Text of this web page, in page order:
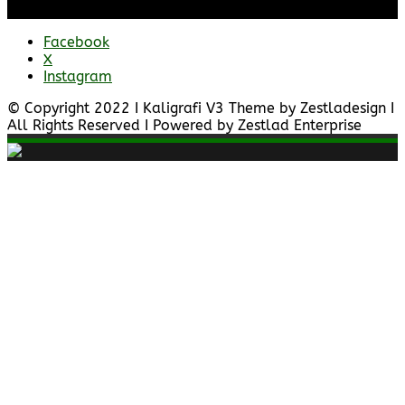
Facebook
X
Instagram
© Copyright 2022 I Kaligrafi V3 Theme by Zestladesign I
All Rights Reserved I Powered by Zestlad Enterprise